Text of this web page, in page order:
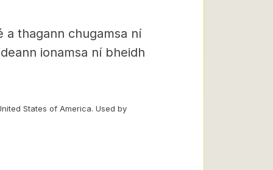
a thagann chugamsa ní
ionamsa ní bheidh
States of America. Used by